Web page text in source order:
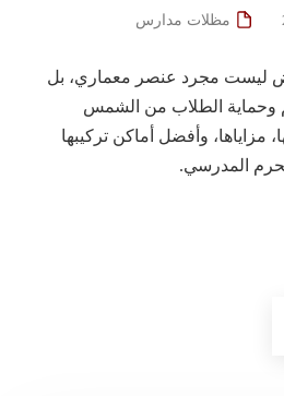
مظلات مدارس
ليست مجرد عنصر معماري، بل
وحماية الطلاب من الشمس
مزاياها، وأفضل أماكن تركيبها
المدرسي.